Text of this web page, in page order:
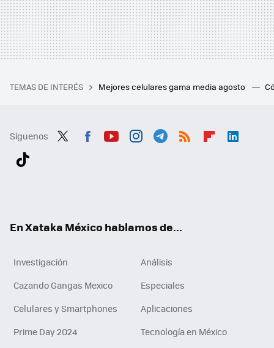
TEMAS DE INTERÉS Mejores celulares gama media agosto
Síguenos
En Xataka México hablamos de...
Investigación
Análisis
Cazando Gangas Mexico
Especiales
Celulares y Smartphones
Aplicaciones
Prime Day 2024
Tecnología en México